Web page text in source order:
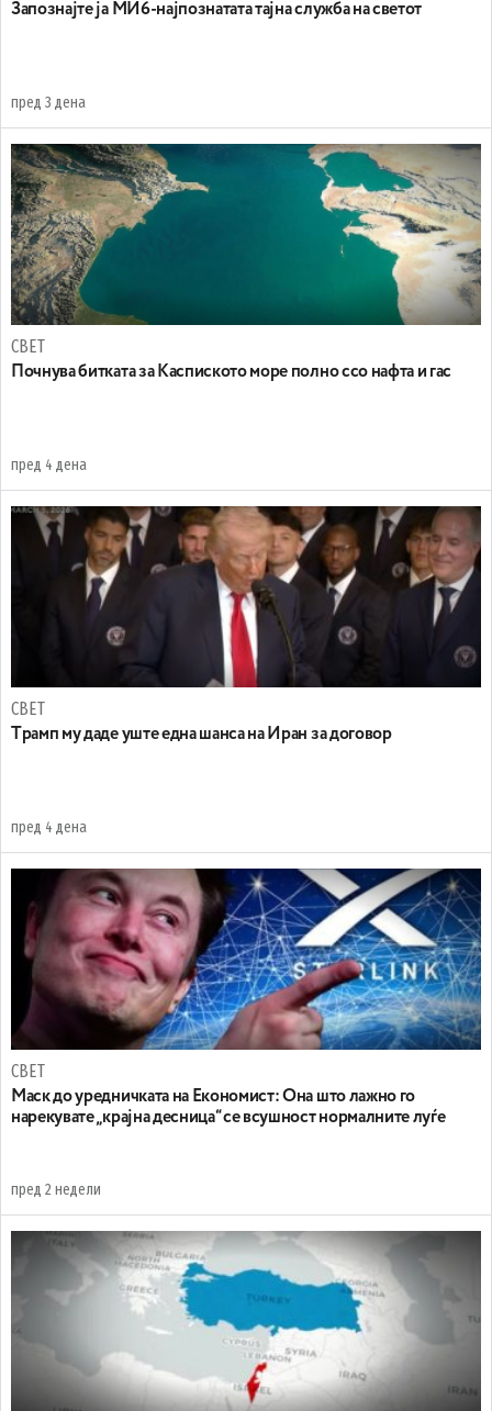
Запознајте ја МИ6-најпознатата тајна служба на светот
пред 3 дена
СВЕТ
Почнува битката за Каспиското море полно ссо нафта и гас
пред 4 дена
СВЕТ
Tрамп му даде уште една шанса на Иран за договор
пред 4 дена
СВЕТ
Маск до уредничката на Економист: Она што лажно го
нарекувате „крајна десница“ се всушност нормалните луѓе
пред 2 недели